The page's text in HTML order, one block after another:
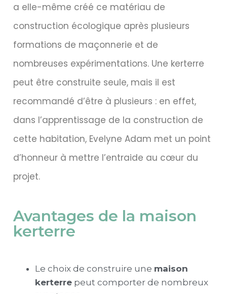
a elle-même créé ce matériau de
construction écologique après plusieurs
formations de maçonnerie et de
nombreuses expérimentations. Une kerterre
peut être construite seule, mais il est
recommandé d’être à plusieurs : en effet,
dans l’apprentissage de la construction de
cette habitation, Evelyne Adam met un point
d’honneur à mettre l’entraide au cœur du
projet.
Avantages de la maison
kerterre
Le choix de construire une maison
kerterrepeut comporter de nombreux